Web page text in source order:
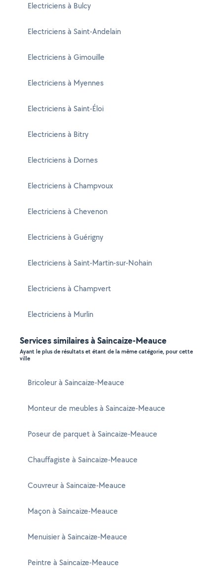
Electriciens à Bulcy
Electriciens à Saint-Andelain
Electriciens à Gimouille
Electriciens à Myennes
Electriciens à Saint-Éloi
Electriciens à Bitry
Electriciens à Dornes
Electriciens à Champvoux
Electriciens à Chevenon
Electriciens à Guérigny
Electriciens à Saint-Martin-sur-Nohain
Electriciens à Champvert
Electriciens à Murlin
Services similaires à Saincaize-Meauce
Ayant le plus de résultats et étant de la même catégorie, pour cette
ville
Bricoleur à Saincaize-Meauce
Monteur de meubles à Saincaize-Meauce
Poseur de parquet à Saincaize-Meauce
Chauffagiste à Saincaize-Meauce
Couvreur à Saincaize-Meauce
Maçon à Saincaize-Meauce
Menuisier à Saincaize-Meauce
Peintre à Saincaize-Meauce